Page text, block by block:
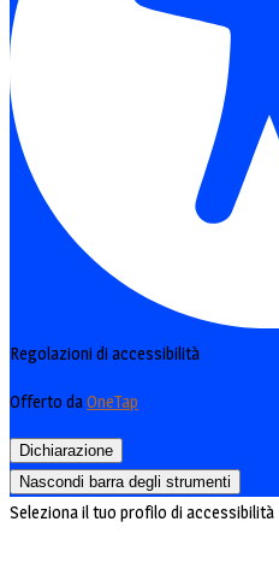
Regolazioni di accessibilità
Offerto daOneTap
Dichiarazione
Nascondi barra degli strumenti
Seleziona il tuo profilo di accessibilità